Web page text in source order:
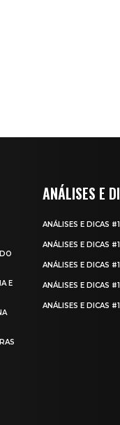
E
ANÁLISES E
ANÁLISES E DICAS
ANÁLISES E DICAS
ANÁLISES E DICAS
ANÁLISES E DICAS
ANÁLISES E DICAS